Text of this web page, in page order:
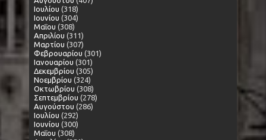
Ιουλίου (318)
Ιουνίου (304)
Μαΐου (308)
Απριλίου (311)
Μαρτίου (307)
Φεβρουαρίου (301)
Ιανουαρίου (301)
Δεκεμβρίου (305)
Νοεμβρίου (324)
Οκτωβρίου (308)
Σεπτεμβρίου (278)
Αυγούστου (286)
Ιουλίου (292)
Ιουνίου (300)
Μαΐου (308)